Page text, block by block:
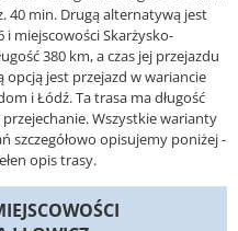
40 min. Drugą alternatywą jest
i miejscowości Skarżysko-
380 km, a czas jej przejazdu
opcją jest przejazd w wariancie
i Łódź. Ta trasa ma długość
Wszystkie warianty
szczegółowo opisujemy poniżej -
opis trasy.